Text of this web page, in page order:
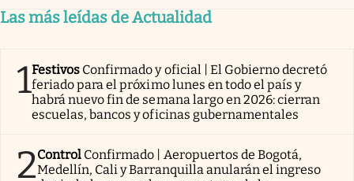
Las más leídas de Actualidad
1Festivos Confirmado y oficial | El Gobierno decretó
feriado para el próximo lunes en todo el país y
habrá nuevo fin de semana largo en 2026: cierran
escuelas, bancos y oficinas gubernamentales
2Control Confirmado | Aeropuertos de Bogotá,
Medellín, Cali y Barranquilla anularán el ingreso